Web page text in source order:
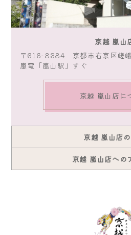
京越 嵐山
〒616-8384 京都市右京区嵯
嵐電「嵐山駅」すぐ
京越 嵐山店に
京越 嵐山店
京越 嵐山店への